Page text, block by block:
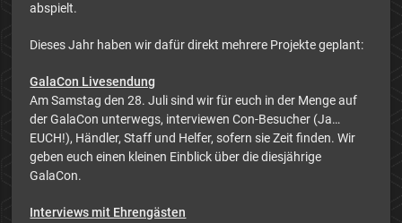
abspielt.
Dieses Jahr haben wir dafür direkt mehrere Projekte geplant:
GalaCon Livesendung
Am Samstag den 28. Juli sind wir für euch in der Menge auf
der GalaCon unterwegs, interviewen Con-Besucher (Ja…
EUCH!), Händler, Staff und Helfer, sofern sie Zeit finden. Wir
geben euch einen kleinen Einblick über die diesjährige
GalaCon.
Interviews mit Ehrengästen